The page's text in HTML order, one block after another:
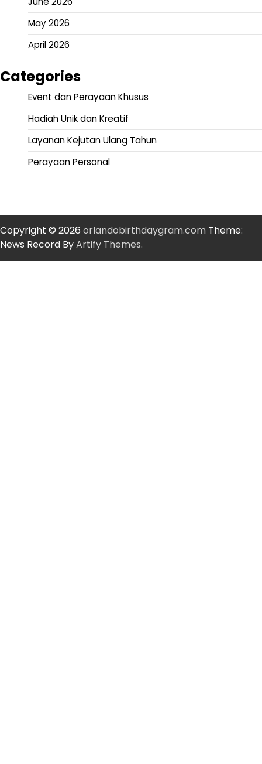
May 2026
April 2026
Categories
Event dan Perayaan Khusus
Hadiah Unik dan Kreatif
Layanan Kejutan Ulang Tahun
Perayaan Personal
Copyright © 2026 orlandobirthdaygram.com Theme:
News Record ByArtify Themes.